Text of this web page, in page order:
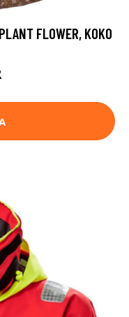
FLOWER, KOKO